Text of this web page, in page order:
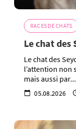
RACES DE CHATS
Le chat des
Le chat des
l’attention non
mais aussi par...
05.08.2026